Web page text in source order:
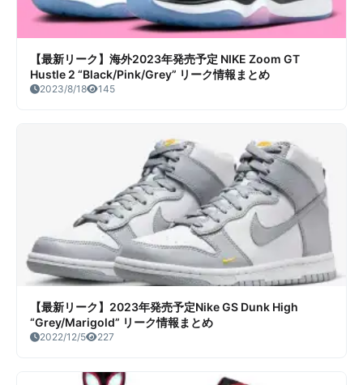
【最新リーク】海外2023年発売予定 NIKE Zoom GT
Hustle 2 “Black/Pink/Grey” リーク情報まとめ
2023/8/18 145
【最新リーク】2023年発売予定Nike GS Dunk High
“Grey/Marigold” リーク情報まとめ
2022/12/5 227